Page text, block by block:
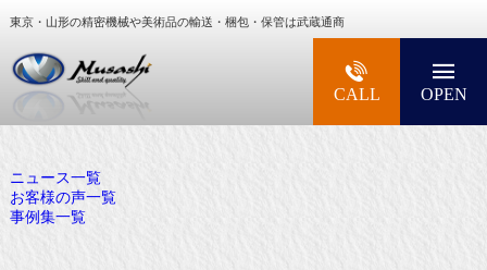
東京・山形の精密機械や美術品の輸送・梱包・保管は武蔵通商
大型精密機械・美術品・高級楽器の梱包・輸送
CALL OPEN
ニュース一覧
お客様の声一覧
事例集一覧